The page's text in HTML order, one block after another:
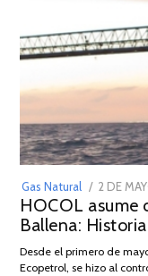
Gas Natural
POSTED
ON
2 DE
HOCOL asume
Ballena: Historia
Desde el primero de
Ecopetrol, se hizo al